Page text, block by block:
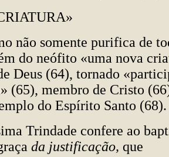
não somente purifica de
do neófito «uma nova
Deus (64), tornado
(65), membro de Cristo
do Espírito Santo (68).
Trindade confere ao
da justificação, que